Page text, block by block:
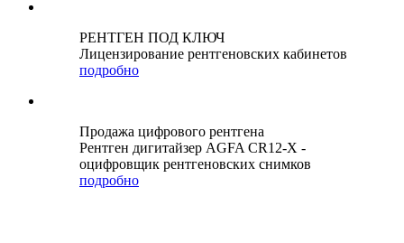
РЕНТГЕН ПОД КЛЮЧ
Лицензирование рентгеновских кабинетов
подробно
Продажа цифрового рентгена
Рентген дигитайзер AGFA CR12-X -
оцифровщик рентгеновских снимков
подробно